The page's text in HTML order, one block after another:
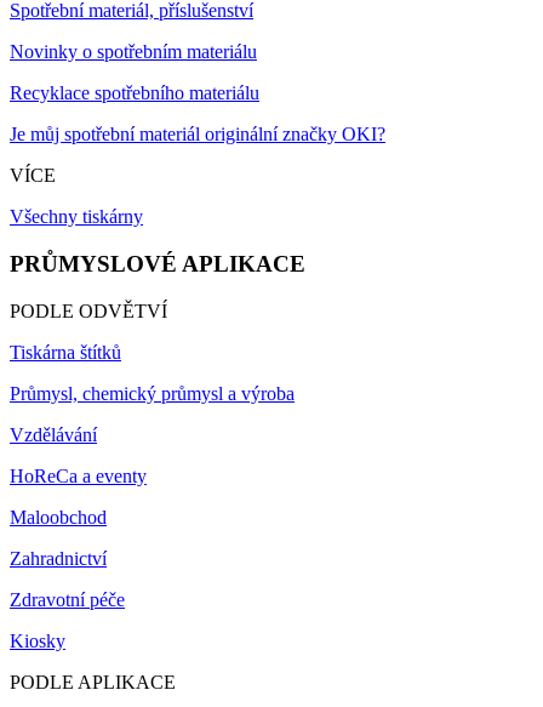
Spotřební materiál, příslušenství
Novinky o spotřebním materiálu
Recyklace spotřebního materiálu
Je můj spotřební materiál originální značky OKI?
VÍCE
Všechny tiskárny
PRŮMYSLOVÉ APLIKACE
PODLE ODVĚTVÍ
Tiskárna štítků
Průmysl, chemický průmysl a výroba
Vzdělávání
HoReCa a eventy
Maloobchod
Zahradnictví
Zdravotní péče
Kiosky
PODLE APLIKACE